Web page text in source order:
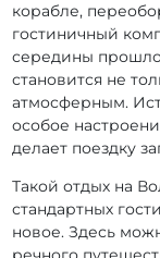
корабле,
гостиничный
середины
становится не
атмосферным.
особое
делает поездку
Такой отдых на
стандартных
новое. Здесь